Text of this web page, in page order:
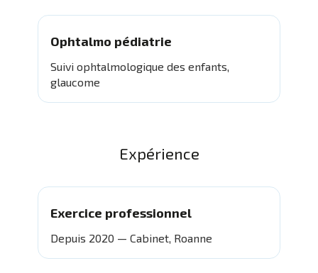
Ophtalmo pédiatrie
Suivi ophtalmologique des enfants,
glaucome
Expérience
Exercice professionnel
Depuis 2020 — Cabinet, Roanne